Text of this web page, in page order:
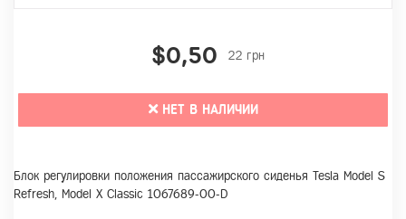
$0,50 22 грн
НЕТ В НАЛИЧИИ
Блок регулировки положения пассажирского сиденья Tesla Model S
Refresh, Model X Classic 1067689-00-D